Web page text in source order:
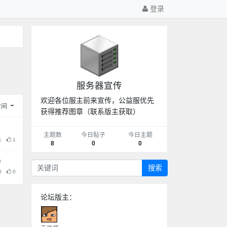
登录
1
0
服务器宣传
欢迎各位服主前来宣传，公益服优先
获得推荐图章（联系版主获取）
主题数
8
今日贴子
0
今日主题
0
搜索
论坛版主：